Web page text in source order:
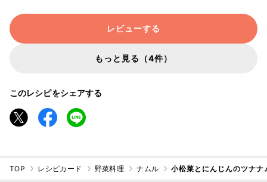
レビューする
もっと見る（4件）
このレシピをシェアする
TOP レシピカード 野菜料理 ナムル 小松菜とにんじんのツナナ